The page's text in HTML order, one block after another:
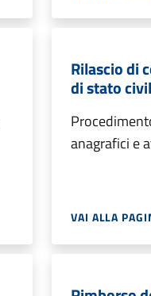
Rilascio di
di stato
anagrafici e
VAI ALLA